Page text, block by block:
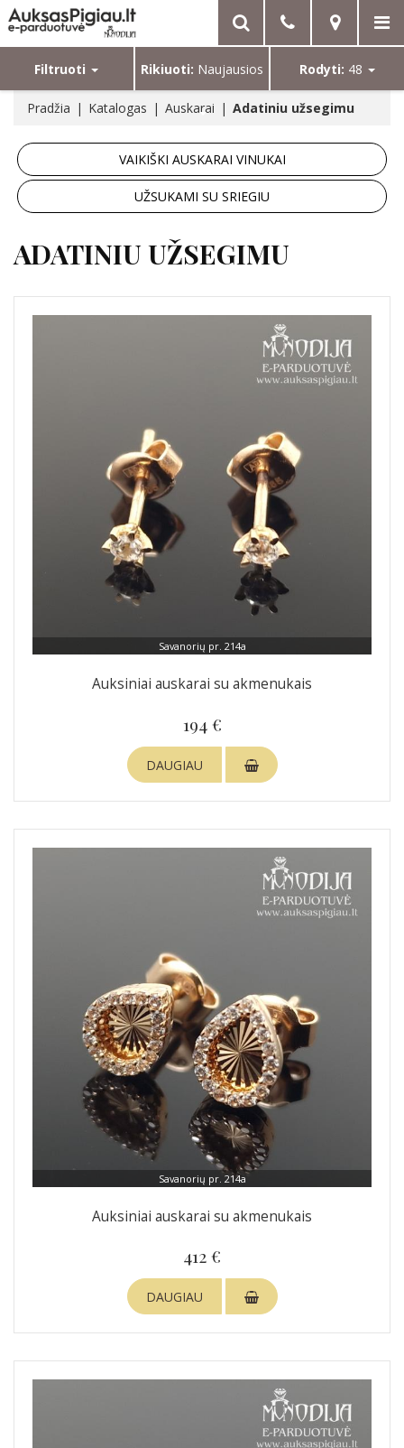
Filtruoti Rikiuoti: Naujausios Rodyti: 48
Pradžia Katalogas Auskarai Adatiniu užsegimu
VAIKIŠKI AUSKARAI VINUKAI
UŽSUKAMI SU SRIEGIU
ADATINIU UŽSEGIMU
Savanorių pr. 214a
Auksiniai auskarai su akmenukais
194 €
DAUGIAU
Savanorių pr. 214a
Auksiniai auskarai su akmenukais
412 €
DAUGIAU